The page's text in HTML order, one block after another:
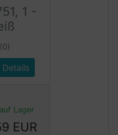
1 -
(0)
Details
auf Lager
EUR